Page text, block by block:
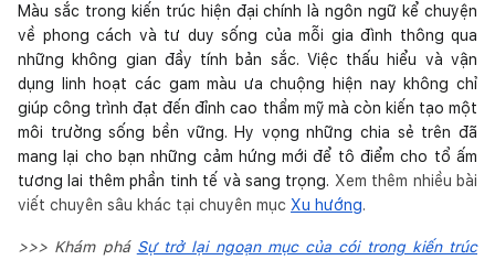
Màu sắc trong kiến trúc hiện đại chính là ngôn ngữ kể chuyện
về phong cách và tư duy sống của mỗi gia đình thông qua
những không gian đầy tính bản sắc. Việc thấu hiểu và vận
dụng linh hoạt các gam màu ưa chuộng hiện nay không chỉ
giúp công trình đạt đến đỉnh cao thẩm mỹ mà còn kiến tạo một
môi trường sống bền vững. Hy vọng những chia sẻ trên đã
mang lại cho bạn những cảm hứng mới để tô điểm cho tổ ấm
tương lai thêm phần tinh tế và sang trọng. Xem thêm nhiều bài
viết chuyên sâu khác tại chuyên mục Xu hướng.
>>> Khám phá Sự trở lại ngoạn mục của cói trong kiến trúc